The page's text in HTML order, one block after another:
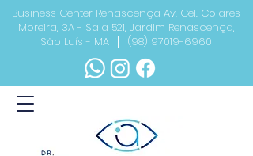
Business Center Renascença Av. Cel. Colares
Moreira, 3A - Sala 521, Jardim Renascença,
São Luís - MA │ (98) 97019-6960